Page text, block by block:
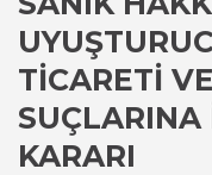
TICARETI
SUÇLARINA
KARARI